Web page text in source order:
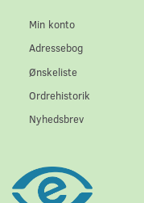
Min konto
Adressebog
Ønskeliste
Ordrehistorik
Nyhedsbrev